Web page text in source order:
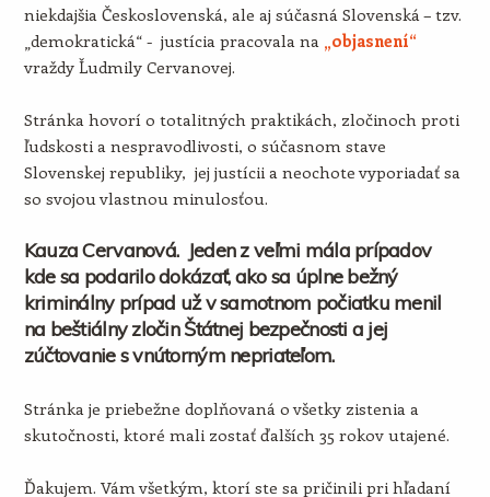
niekdajšia Československá, ale aj súčasná Slovenská – tzv.
„demokratická“ - justícia pracovala na „objasnení“
vraždy Ľudmily Cervanovej.
Stránka hovorí o totalitných praktikách, zločinoch proti
ľudskosti a nespravodlivosti, o súčasnom stave
Slovenskej republiky, jej justícii a neochote vyporiadať sa
so svojou vlastnou minulosťou.
Kauza Cervanová. Jeden z veľmi mála prípadov
kde sa podarilo dokázať, ako sa úplne bežný
kriminálny prípad už v samotnom počiatku menil
na beštiálny zločin Štátnej bezpečnosti a jej
zúčtovanie s vnútorným nepriateľom.
Stránka je priebežne doplňovaná o všetky zistenia a
skutočnosti, ktoré mali zostať ďalších 35 rokov utajené.
Ďakujem. Vám všetkým, ktorí ste sa pričinili pri hľadaní